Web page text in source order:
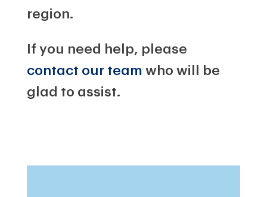
region.
If you need help, please
contact our team who will be
glad to assist.